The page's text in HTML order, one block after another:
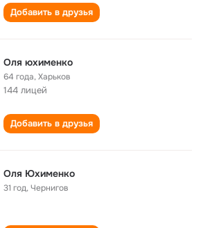
Добавить в друзья
Оля юхименко
64 года,Харьков
144 лицей
Добавить в друзья
Оля Юхименко
31 год,Чернигов